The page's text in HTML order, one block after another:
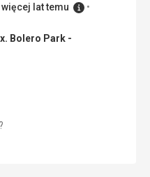
lat temu
Bolero Park -